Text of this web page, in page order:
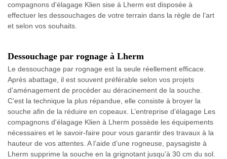
compagnons d'élagage Klien sise à Lherm est disposée à
effectuer les dessouchages de votre terrain dans la règle de l’art
et selon vos souhaits.
Dessouchage par rognage à Lherm
Le dessouchage par rognage est la seule réellement efficace.
Après abattage, il est souvent préférable selon vos projets
d’aménagement de procéder au déracinement de la souche.
C’est la technique la plus répandue, elle consiste à broyer la
souche afin de la réduire en copeaux. L’entreprise d’élagage Les
compagnons d'élagage Klien à Lherm possède les équipements
nécessaires et le savoir-faire pour vous garantir des travaux à la
hauteur de vos attentes. A l’aide d’une rogneuse, paysagiste à
Lherm supprime la souche en la grignotant jusqu’à 30 cm du sol.